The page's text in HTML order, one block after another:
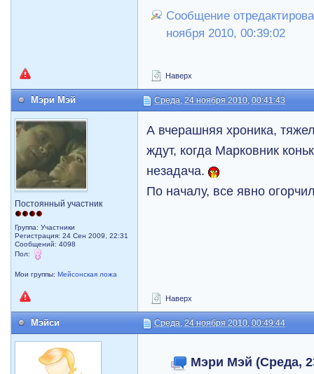
Сообщение
ноября 2010, 00:39:02
Наверх
Мэри Мэй Среда, 24 ноября 2010, 00:41:43
Постоянный участник
Группа: Участники
Регистрация: 24 Сен 2009, 22:31
Сообщений: 4098
Пол:
Мои группы:Мейсонская ложа
А вчерашняя хроника,
ждут, когда Марковник
незадача.
По началу, все явно
Наверх
Мэйси Среда, 24 ноября 2010, 00:49:44
Мэри Мэй (Среда,